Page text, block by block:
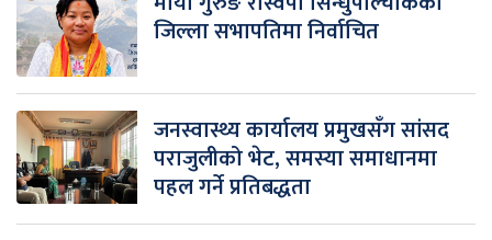
जिल्ला सभापतिमा निर्वाचित
जनस्वास्थ्य कार्यालय प्रमुखसँग सांसद
पराजुलीको भेट, समस्या समाधानमा
पहल गर्ने प्रतिबद्धता